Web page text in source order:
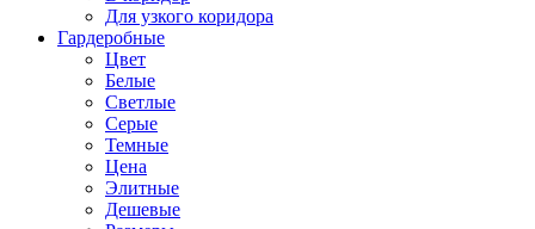
Для узкого коридора
Гардеробные
Цвет
Белые
Светлые
Серые
Темные
Цена
Элитные
Дешевые